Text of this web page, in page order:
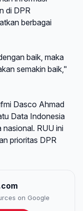
di DPR
berbagai
baik, maka
semakin baik,"
Dasco Ahmad
Data Indonesia
RUU ini
prioritas DPR
on Google